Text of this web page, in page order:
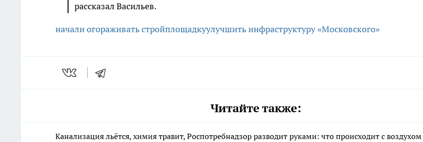
рассказал Васильев.
начали огораживать стройплощадкуулучшить инфраструктуру «Московского»
Читайте также:
Канализация льётся, химия травит, Роспотребнадзор разводит руками: что происходит с воздухом